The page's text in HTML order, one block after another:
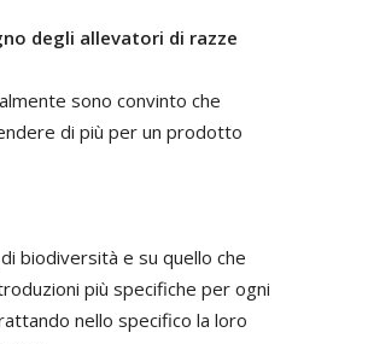
degli allevatori di razze
sono convinto che
di più per un prodotto
biodiversità e su quello che
più specifiche per ogni
nello specifico la loro